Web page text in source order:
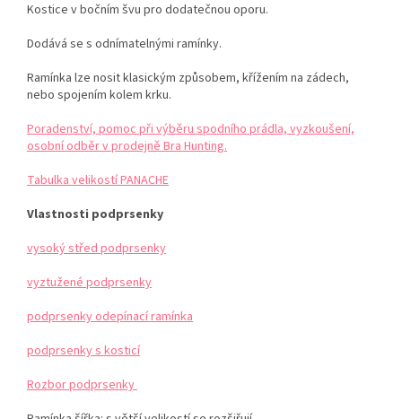
Kostice v bočním švu pro dodatečnou oporu.
Dodává se s odnímatelnými ramínky.
Ramínka lze nosit klasickým způsobem, křížením na zádech,
nebo spojením kolem krku.
Poradenství, pomoc při výběru spodního prádla, vyzkoušení,
osobní odběr v prodejně Bra Hunting.
Tabulka velikostí PANACHE
Vlastnosti podprsenky
vysoký střed podprsenky
vyztužené podprsenky
podprsenky odepínací ramínka
podprsenky s kosticí
Rozbor podprsenky